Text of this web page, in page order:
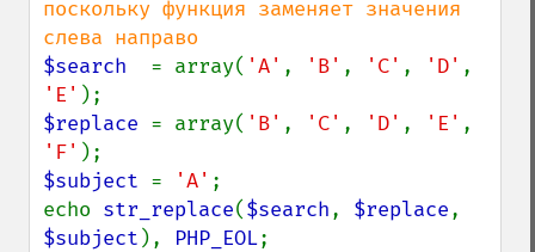
поскольку функция заменяет значения
$search = array( 'A' , 'B' , 'C' , 'D'
'E'
$replace = array( 'B' , 'C' , 'D' , 'E'
'F'
$subject = 'A' ;
echo str_replace($search, $replace
$subject ), PHP_EOL;